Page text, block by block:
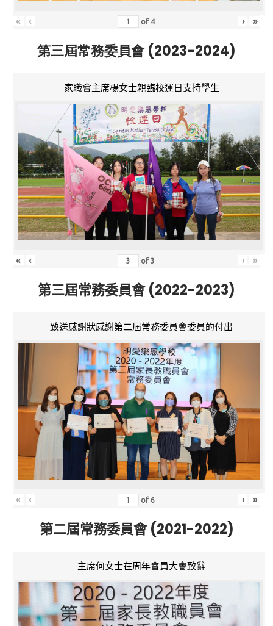
« ‹ of 4 › »
第三屆常務委員會 (2023-2024)
家職會主席楊女士親臨校運日支持學生
« ‹ of3 › »
第三屆常務委員會 (2022-2023)
致送感謝狀感謝第二屆常務委員會委員的付出
« ‹ of 6 › »
第二屆常務委員會 (2021-2022)
主席何女士在周年會員大會致辭